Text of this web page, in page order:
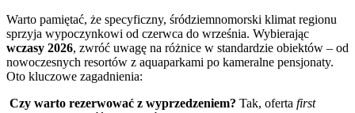
Warto pamiętać, że specyficzny, śródziemnomorski klimat regionu
sprzyja wypoczynkowi od czerwca do września. Wybierając
wczasy 2026, zwróć uwagę na różnice w standardzie obiektów – od
nowoczesnych resortów z aquaparkami po kameralne pensjonaty.
Oto kluczowe zagadnienia:
Czy warto rezerwować z wyprzedzeniem? Tak, oferta first